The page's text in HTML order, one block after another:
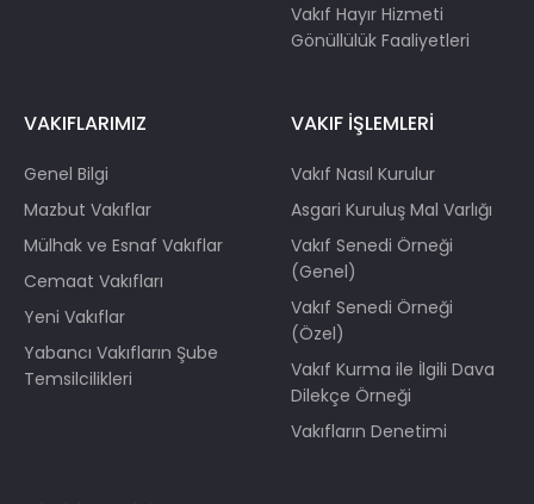
Vakıf Hayır Hizmeti
Gönüllülük Faaliyetleri
VAKIFLARIMIZ
Genel Bilgi
Mazbut Vakıflar
Mülhak ve Esnaf Vakıflar
Cemaat Vakıfları
Yeni Vakıflar
Yabancı Vakıfların Şube
Temsilcilikleri
VAKIF İŞLEMLERİ
Vakıf Nasıl Kurulur
Asgari Kuruluş Mal Varlığı
Vakıf Senedi Örneği
(Genel)
Vakıf Senedi Örneği
(Özel)
Vakıf Kurma ile İlgili Dava
Dilekçe Örneği
Vakıfların Denetimi